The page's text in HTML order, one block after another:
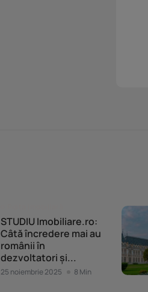
STUDIU Imobiliare.ro:
Câtă încredere mai au
românii în
dezvoltatori și...
25 noiembrie 2025 8 Min